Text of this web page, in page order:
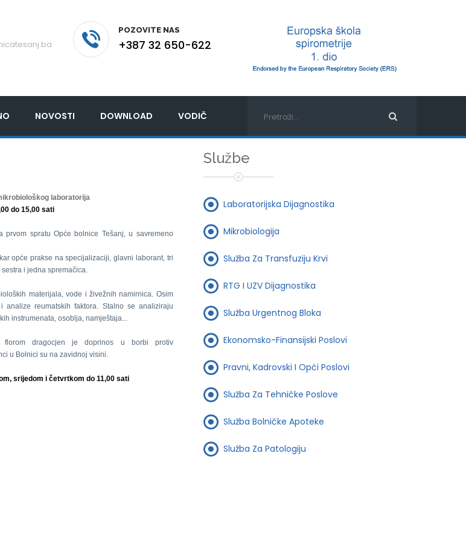
POZOVITE NAS
+387 32 650-622
NOVOSTI DOWNLOAD VODIČ
laboratorija
do 15,00 sati
spratu Opće bolnice Tešanj, u savremeno
opće prakse na specijalizaciji, glavni laborant, tri
i jedna spremačica.
materijala, vode i živežnih namirnica. Osim
reumatskih faktora. Stalno se analiziraju
instrumenata, osoblja, namještaja...
florom dragocjen je doprinos u borbi protiv
u Bolnici su na zavidnoj visini.
srijedom i četvrtkom do 11,00 sati
Službe
Laboratorijska Dijagnostika
Mikrobiologija
Služba Za Transfuziju Krvi
RTG I UZV Dijagnostika
Služba Urgentnog Bloka
Ekonomsko-Finansijski Poslovi
Pravni, Kadrovski I Opći Poslovi
Služba Za Tehničke Poslove
Služba Bolničke Apoteke
Služba Za Patologiju